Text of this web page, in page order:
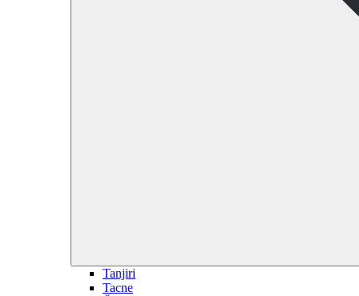
Tanjiri
Tacne